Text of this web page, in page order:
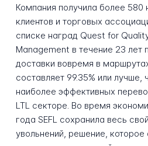
Компания получила более 580
клиентов и торговых
списке наград Quest for
Management в течение 23 лет
доставки вовремя в
составляет 99.35% или
наиболее эффективных
LTL секторе. Во время
года SEFL сохранила весь
увольнений, решение,